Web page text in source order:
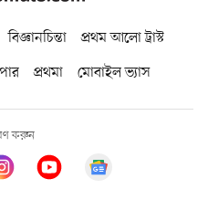
বিজ্ঞানচিন্তা
প্রথম আলো ট্রাস্ট
প্রথমা মোবাইল ভ্যাস
করুন